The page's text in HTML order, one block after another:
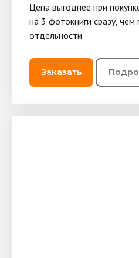
Цена выгоднее при
на 3 фотокниги сразу, чем
отдельности
Заказать